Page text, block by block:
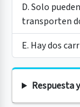
D. Solo
transporten
E. Hay dos
Respuesta